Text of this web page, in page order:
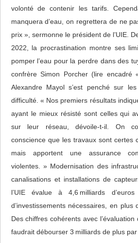
volonté de contenir les tarifs.
manquera d’eau, on regrettera de ne
prix », sermonne le président de l’UIE.
2022, la procrastination montre ses
pomper l’eau pour la perdre dans des
confrère Simon Porcher (lire
Alexandre Mayol s’est penché sur
difficulté. « Nos premiers résultats
ayant le mieux résisté sont celles qui
sur leur réseau, dévoile-t-il. On
conscience que les travaux sont certes
mais apportent une assurance
violentes. » Modernisation des
canalisations et installations de
l’UIE évalue à 4,6 milliards
d’investissements nécessaires, en plus
Des chiffres cohérents avec
faudrait débourser 3 milliards de plus